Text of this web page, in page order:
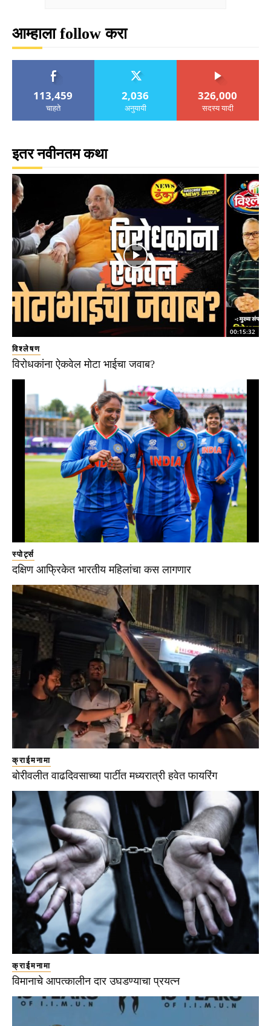
आम्हाला follow करा
113,459
चाहते
2,036
अनुयायी
326,000
सदस्य यादी
इतर नवीनतम कथा
00:15:32
विश्लेषण
विरोधकांना ऐकवेल मोटा भाईचा जवाब?
स्पोर्ट्स
दक्षिण आफ्रिकेत भारतीय महिलांचा कस लागणार
क्राईमनामा
बोरीवलीत वाढदिवसाच्या पार्टीत मध्यरात्री हवेत फायरिंग
क्राईमनामा
विमानाचे आपत्कालीन दार उघडण्याचा प्रयत्न